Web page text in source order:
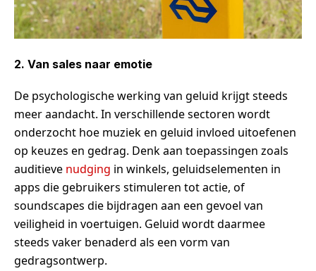
2. Van sales naar emotie
De psychologische werking van geluid krijgt steeds
meer aandacht. In verschillende sectoren wordt
onderzocht hoe muziek en geluid invloed uitoefenen
op keuzes en gedrag. Denk aan toepassingen zoals
auditieve nudging in winkels, geluidselementen in
apps die gebruikers stimuleren tot actie, of
soundscapes die bijdragen aan een gevoel van
veiligheid in voertuigen. Geluid wordt daarmee
steeds vaker benaderd als een vorm van
gedragsontwerp.